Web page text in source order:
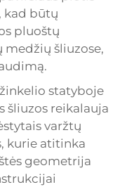
kad būtų
pluoštų
šliuzose,
statyboje
šliuzos reikalauja
varžtų
kurie atitinka
geometrija